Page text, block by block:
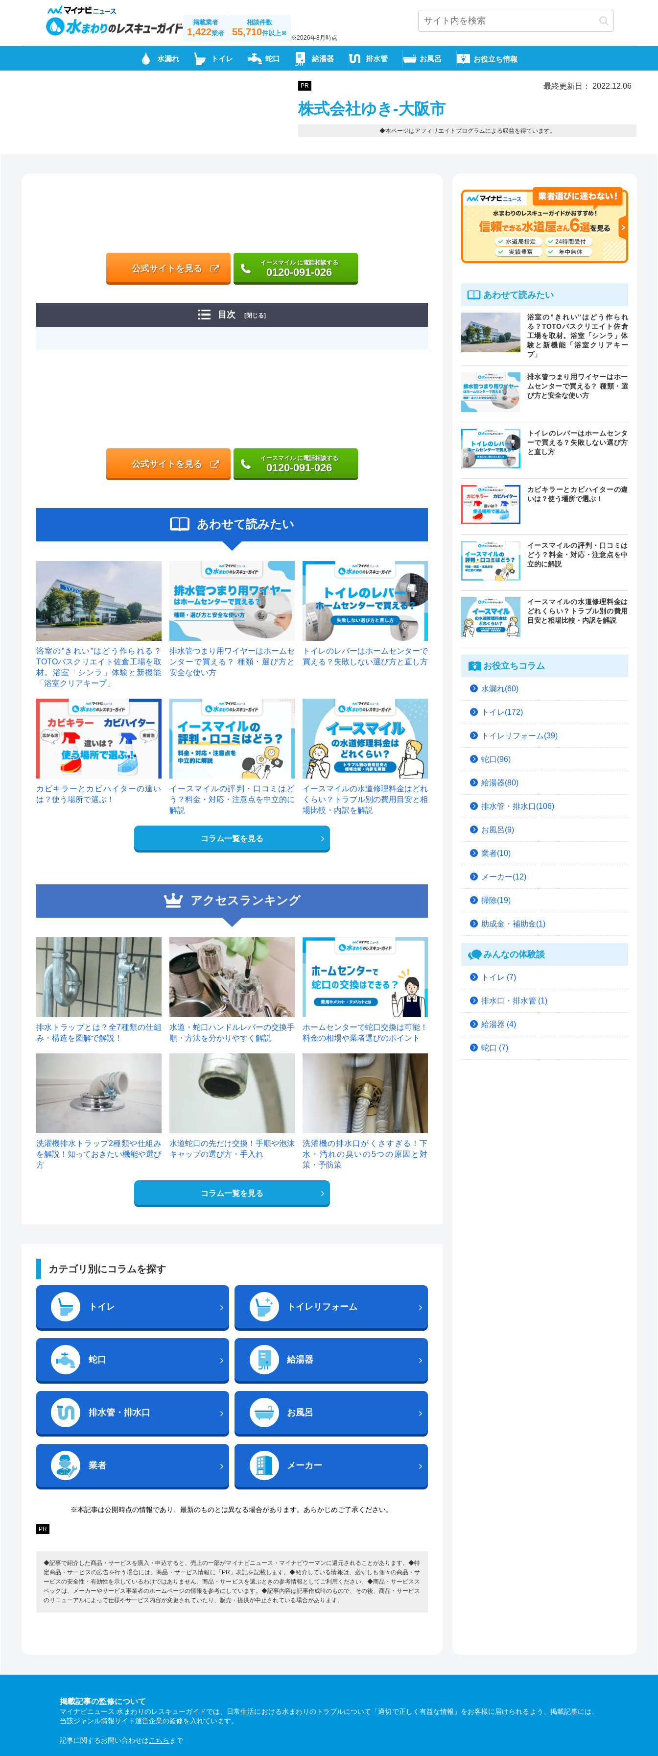
掲載業者
1,422業者
相談件数
55,710件以上※
※2026年8月時点
水漏れ トイレ 蛇口 給湯器 排水管 お風呂 お役立ち情報
PR 最終更新日： 2022.12.06
株式会社ゆき-大阪市
◆本ページはアフィリエイトプログラムによる収益を得ています。
公式サイトを見る
イースマイル に電話相談する
0120-091-026
目次 [閉じる]
公式サイトを見る
イースマイル に電話相談する
0120-091-026
あわせて読みたい
浴室の”きれい”はどう作られる？
TOTOバスクリエイト佐倉工場を取
材。浴室「シンラ」体験と新機能
「浴室クリアキープ」
排水管つまり用ワイヤーはホームセ
ンターで買える？ 種類・選び方と
安全な使い方
トイレのレバーはホームセンターで
買える？失敗しない選び方と直し方
カビキラーとカビハイターの違い
は？使う場所で選ぶ！
イースマイルの評判・口コミはど
う？料金・対応・注意点を中立的に
解説
イースマイルの水道修理料金はどれ
くらい？トラブル別の費用目安と相
場比較・内訳を解説
コラム一覧を見る
アクセスランキング
1
排水トラップとは？全7種類の仕組
み・構造を図解で解説！
2
水道・蛇口ハンドルレバーの交換手
順・方法を分かりやすく解説
ホームセンターで蛇口交換は可能！
料金の相場や業者選びのポイント
洗濯機排水トラップ2種類や仕組み
を解説！知っておきたい機能や選び
方
水道蛇口の先だけ交換！手順や泡沫
キャップの選び方・手入れ
洗濯機の排水口がくさすぎる！下
水・汚れの臭いの5つの原因と対
策・予防策
コラム一覧を見る
カテゴリ別にコラムを探す
トイレ トイレリフォーム
蛇口 給湯器
排水管・排水口 お風呂
業者 メーカー
※本記事は公開時点の情報であり、最新のものとは異なる場合があります。あらかじめご了承ください。
PR
◆記事で紹介した商品・サービスを購入・申込すると、売上の一部がマイナビニュース・マイナビウーマンに還元されることがあります。◆特
定商品・サービスの広告を行う場合には、商品・サービス情報に「PR」表記を記載します。◆紹介している情報は、必ずしも個々の商品・サ
ービスの安全性・有効性を示しているわけではありません。商品・サービスを選ぶときの参考情報としてご利用ください。◆商品・サービスス
ペックは、メーカーやサービス事業者のホームページの情報を参考にしています。◆記事内容は記事作成時のもので、その後、商品・サービス
のリニューアルによって仕様やサービス内容が変更されていたり、販売・提供が中止されている場合があります。
あわせて読みたい
浴室の”きれい”はどう作られ
る？TOTOバスクリエイト佐倉
工場を取材。浴室「シンラ」体
験と新機能「浴室クリアキー
プ」
排水管つまり用ワイヤーはホー
ムセンターで買える？ 種類・選
び方と安全な使い方
トイレのレバーはホームセンタ
ーで買える？失敗しない選び方
と直し方
カビキラーとカビハイターの違
いは？使う場所で選ぶ！
イースマイルの評判・口コミは
どう？料金・対応・注意点を中
立的に解説
イースマイルの水道修理料金は
どれくらい？トラブル別の費用
目安と相場比較・内訳を解説
お役立ちコラム
水漏れ(60)
トイレ(172)
トイレリフォーム(39)
蛇口(96)
給湯器(80)
排水管・排水口(106)
お風呂(9)
業者(10)
メーカー(12)
掃除(19)
助成金・補助金(1)
みんなの体験談
トイレ (7)
排水口・排水管 (1)
給湯器 (4)
蛇口 (7)
掲載記事の監修について
マイナビニュース 水まわりのレスキューガイドでは、日常生活における水まわりのトラブルについて「適切で正しく有益な情報」をお客様に届けられるよう、掲載記事には、
当該ジャンル情報サイト運営企業の監修を入れています。
記事に関するお問い合わせはこちら まで